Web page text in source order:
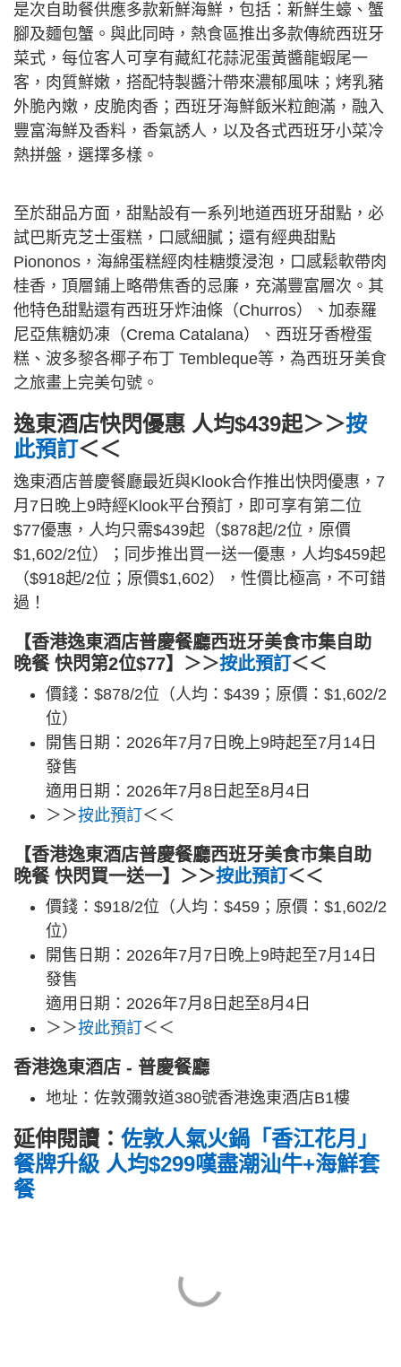
是次自助餐供應多款新鮮海鮮，包括：新鮮生蠔、蟹
腳及麵包蟹。與此同時，熱食區推出多款傳統西班牙
菜式，每位客人可享有藏紅花蒜泥蛋黃醬龍蝦尾一
客，肉質鮮嫩，搭配特製醬汁帶來濃郁風味；烤乳豬
外脆內嫩，皮脆肉香；西班牙海鮮飯米粒飽滿，融入
豐富海鮮及香料，香氣誘人，以及各式西班牙小菜冷
熱拼盤，選擇多樣。
至於甜品方面，甜點設有一系列地道西班牙甜點，必
試巴斯克芝士蛋糕，口感細膩；還有經典甜點
Piononos，海綿蛋糕經肉桂糖漿浸泡，口感鬆軟帶肉
桂香，頂層鋪上略帶焦香的忌廉，充滿豐富層次。其
他特色甜點還有西班牙炸油條（Churros）、加泰羅
尼亞焦糖奶凍（Crema Catalana）、西班牙香橙蛋
糕、波多黎各椰子布丁 Tembleque等，為西班牙美食
之旅畫上完美句號。
逸東酒店快閃優惠 人均$439起＞＞按
此預訂＜＜
逸東酒店普慶餐廳最近與Klook合作推出快閃優惠，7
月7日晚上9時經Klook平台預訂，即可享有第二位
$77優惠，人均只需$439起（$878起/2位，原價
$1,602/2位）；同步推出買一送一優惠，人均$459起
（$918起/2位；原價$1,602），性價比極高，不可錯
過！
【香港逸東酒店普慶餐廳西班牙美食市集自助
晚餐 快閃第2位$77】＞＞按此預訂＜＜
價錢：$878/2位（人均：$439；原價：$1,602/2
位）
開售日期：2026年7月7日晚上9時起至7月14日
發售
適用日期：2026年7月8日起至8月4日
＞＞按此預訂＜＜
【香港逸東酒店普慶餐廳西班牙美食市集自助
晚餐 快閃買一送一】＞＞按此預訂＜＜
價錢：$918/2位（人均：$459；原價：$1,602/2
位）
開售日期：2026年7月7日晚上9時起至7月14日
發售
適用日期：2026年7月8日起至8月4日
＞＞按此預訂＜＜
香港逸東酒店 - 普慶餐廳
地址：佐敦彌敦道380號香港逸東酒店B1樓
延伸閱讀： 佐敦人氣火鍋「香江花月」
餐牌升級 人均$299嘆盡潮汕牛+海鮮套
餐